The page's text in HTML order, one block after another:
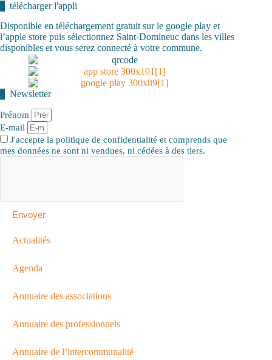
télécharger l'appli
Disponible en téléchargement gratuit sur le google play et
l’apple store puis sélectionnez Saint-Domineuc dans les villes
disponibles et vous serez connecté à votre commune.
Newsletter
Prénom
E-mail
J'accepte la politique de confidentialité et comprends que
mes données ne sont ni vendues, ni cédées à des tiers.
Envoyer
Actualités
Agenda
Annuaire des associations
Annuaire des professionnels
Annuaire de l’intercommunalité